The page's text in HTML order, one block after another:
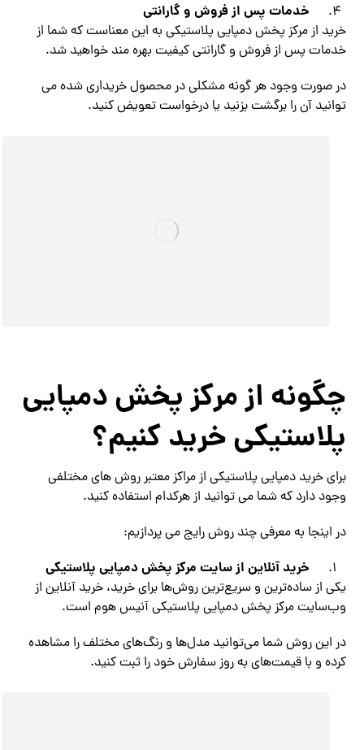
خدمات پس از فروش و گارانتی
خرید از مرکز پخش دمپایی پلاستیکی به این معناست که شما از
خدمات پس از فروش و گارانتی کیفیت بهره مند خواهید شد.
در صورت وجود هر گونه مشکلی در محصول خریداری شده می
توانید آن را برگشت بزنید یا درخواست تعویض کنید.
چگونه از مرکز پخش دمپایی
پلاستیکی خرید کنیم؟
برای خرید دمپایی پلاستیکی از مراکز معتبر روش های مختلفی
وجود دارد که شما می توانید از هرکدام استفاده کنید.
در اینجا به معرفی چند روش رایج می پردازیم:
خرید آنلاین از سایت مرکز پخش دمپایی پلاستیکی
یکی از ساده‌ترین و سریع‌ترین روش‌ها برای خرید، خرید آنلاین از
وب‌سایت مرکز پخش دمپایی پلاستیکی آنیس هوم است.
در این روش شما می‌توانید مدل‌ها و رنگ‌های مختلف را مشاهده
کرده و با قیمت‌های به روز سفارش خود را ثبت کنید.